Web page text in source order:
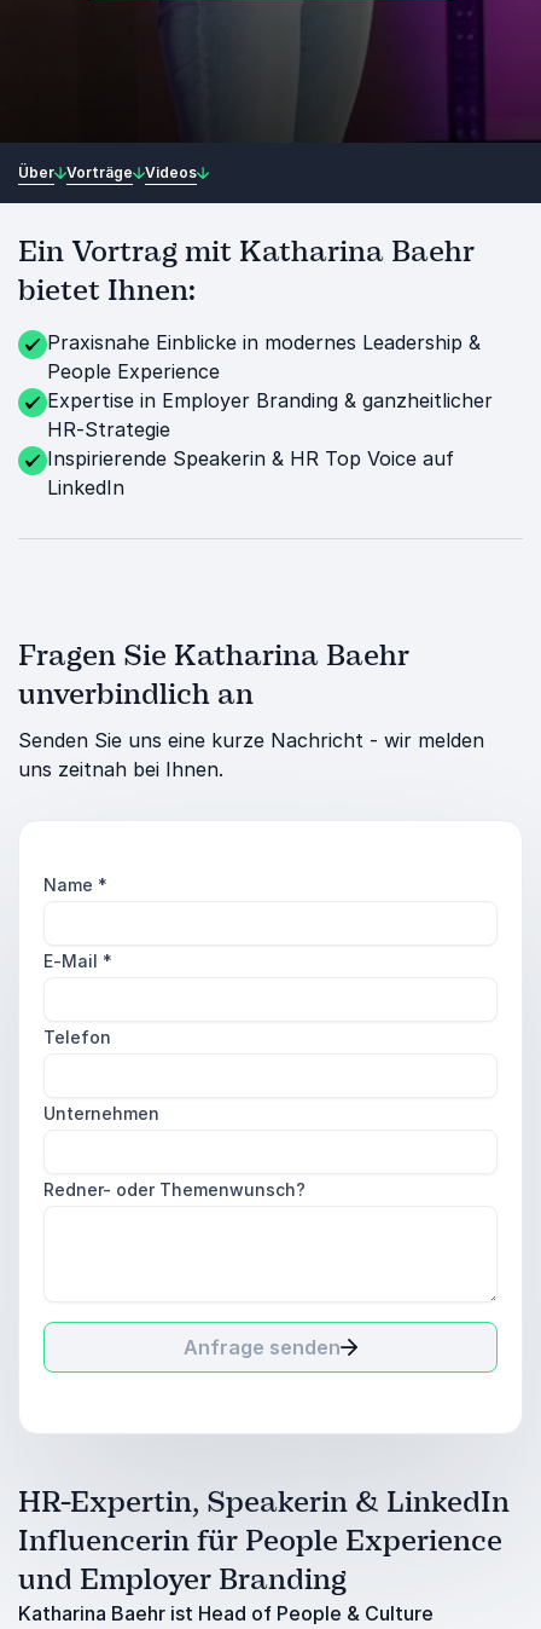
Über Vorträge Videos
Ein Vortrag mit Katharina Baehr
bietet Ihnen:
Praxisnahe Einblicke in modernes Leadership &
People Experience
Expertise in Employer Branding & ganzheitlicher
HR-Strategie
Inspirierende Speakerin & HR Top Voice auf
LinkedIn
Fragen Sie Katharina Baehr
unverbindlich an
Senden Sie uns eine kurze Nachricht - wir melden
uns zeitnah bei Ihnen.
Name *
E-Mail *
Telefon
Unternehmen
Redner- oder Themenwunsch?
Anfrage senden
HR-Expertin, Speakerin & LinkedIn
Influencerin für People Experience
und Employer Branding
Katharina Baehr ist Head of People & Culture